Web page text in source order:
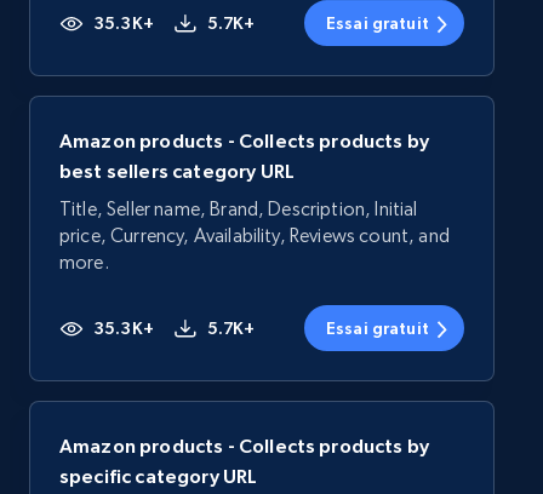
35.3K+ 5.7K+ Essai gratuit
Amazon products - Collects products by
best sellers category URL
Title, Seller name, Brand, Description, Initial
price, Currency, Availability, Reviews count, and
more.
35.3K+ 5.7K+ Essai gratuit
Amazon products - Collects products by
specific category URL